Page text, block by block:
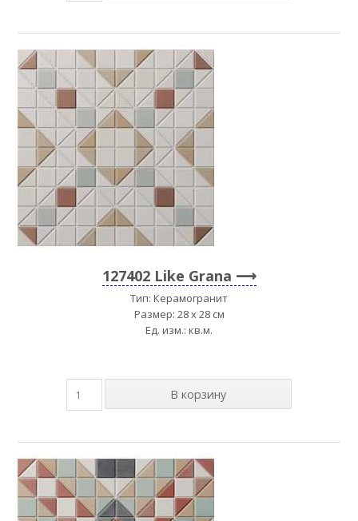
127402 Like Grana
Тип: Керамогранит
Размер: 28 x 28 см
Ед. изм.: кв.м.